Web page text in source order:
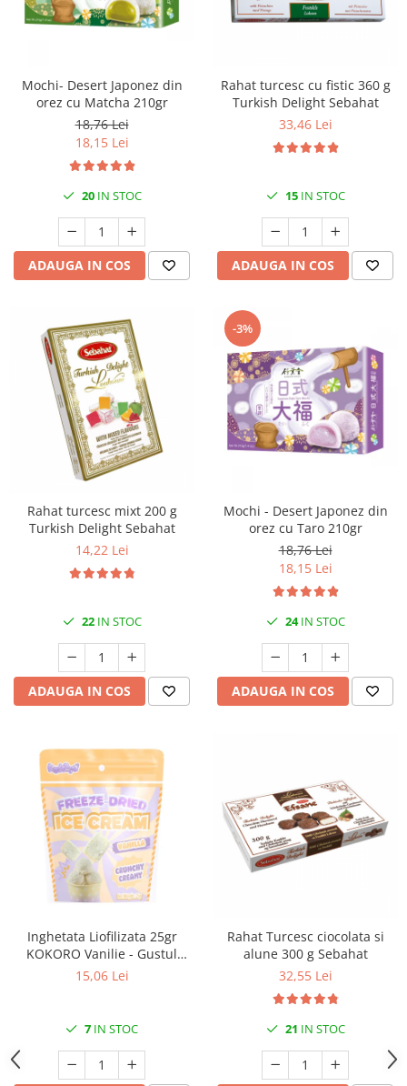
Mochi- Desert Japonez din
orez cu Matcha 210gr
18,76 Lei
18,15 Lei
20IN STOC
ADAUGA IN COS
Rahat turcesc cu fistic 360 g
Turkish Delight Sebahat
33,46 Lei
15IN STOC
ADAUGA IN COS
Rahat turcesc mixt 200 g
Turkish Delight Sebahat
14,22 Lei
22IN STOC
ADAUGA IN COS
-3%
Mochi - Desert Japonez din
orez cu Taro 210gr
18,76 Lei
18,15 Lei
24IN STOC
ADAUGA IN COS
Inghetata Liofilizata 25gr
KOKORO Vanilie - Gustul
Viitorului
15,06 Lei
7 IN STOC
Rahat Turcesc ciocolata si
alune 300 g Sebahat
32,55 Lei
21 IN STOC